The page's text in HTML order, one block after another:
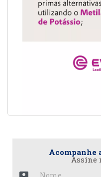
Acompanhe
Assine